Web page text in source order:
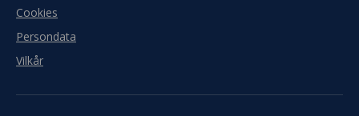
Cookies
Persondata
Vilkår